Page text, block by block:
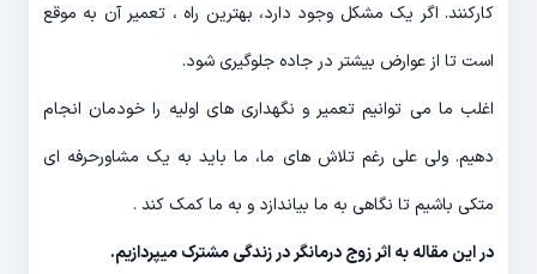
کارکنند. اگر یک مشکل وجود دارد، بهترین راه ، تعمیر آن به موقع
است تا از عوارض بیشتر در جاده جلوگیری شود.
اغلب ما می توانیم تعمیر و نگهداری های اولیه را خودمان انجام
دهیم. ولی علی رغم تلاش های ما، ما باید به یک مشاورحرفه ای
متکی باشیم تا نگاهی به ما بیاندازد و به ما کمک کند .
در این مقاله به اثر زوج درمانگر در زندگی مشترک میپردازیم.